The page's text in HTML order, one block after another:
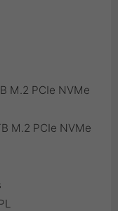
M.2 PCIe NVMe
M.2 PCIe NVMe